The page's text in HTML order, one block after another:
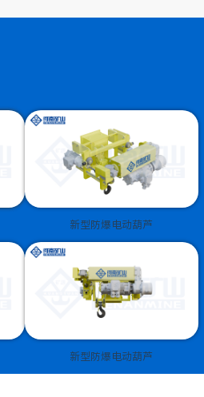
新型防爆电动葫芦
新型防爆电动葫芦